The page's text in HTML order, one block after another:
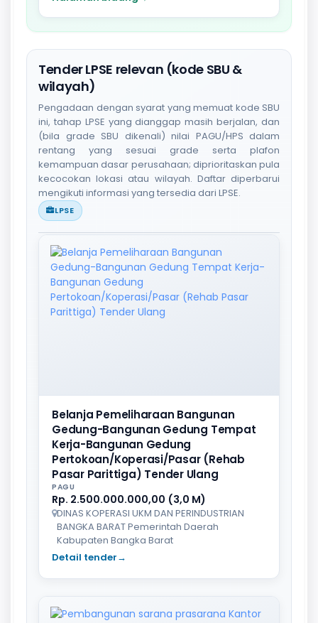
Tender LPSE relevan (kode SBU &
wilayah)
Pengadaan dengan syarat yang memuat kode SBU
ini, tahap LPSE yang dianggap masih berjalan, dan
(bila grade SBU dikenali) nilai PAGU/HPS dalam
rentang yang sesuai grade serta plafon
kemampuan dasar perusahaan; diprioritaskan pula
kecocokan lokasi atau wilayah. Daftar diperbarui
mengikuti informasi yang tersedia dari LPSE.
LPSE
Belanja Pemeliharaan Bangunan
Gedung-Bangunan Gedung Tempat
Kerja-Bangunan Gedung
Pertokoan/Koperasi/Pasar (Rehab
Pasar Parittiga) Tender Ulang
PAGU
Rp. 2.500.000.000,00 (3,0 M)
DINAS KOPERASI UKM DAN PERINDUSTRIAN
BANGKA BARAT Pemerintah Daerah
Kabupaten Bangka Barat
Detail tender→